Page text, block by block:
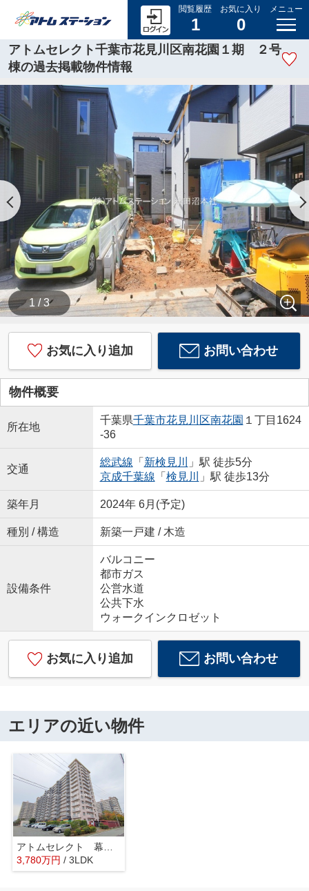
閲覧履歴
1
お気に入り
0
メニュー
アトムセレクト千葉市花見川区南花園１期 ２号
棟の過去掲載物件情報
1 / 3
お気に入り追加 お問い合わせ
物件概要
所在地
千葉県千葉市花見川区南花園 １丁目1624
-36
交通
総武線 「 新検見川
」駅 徒歩5分
京成千葉線 「 検見川 」駅 徒歩13分
築年月 2024年 6月(予定)
種別 / 構造 新築一戸建 / 木造
設備条件
バルコニー
都市ガス
公営水道
公共下水
ウォークインクロゼット
お気に入り追加 お問い合わせ
エリアの近い物件
アトムセレクト 幕張ファミールハイツ4号棟
3,780万円 / 3LDK